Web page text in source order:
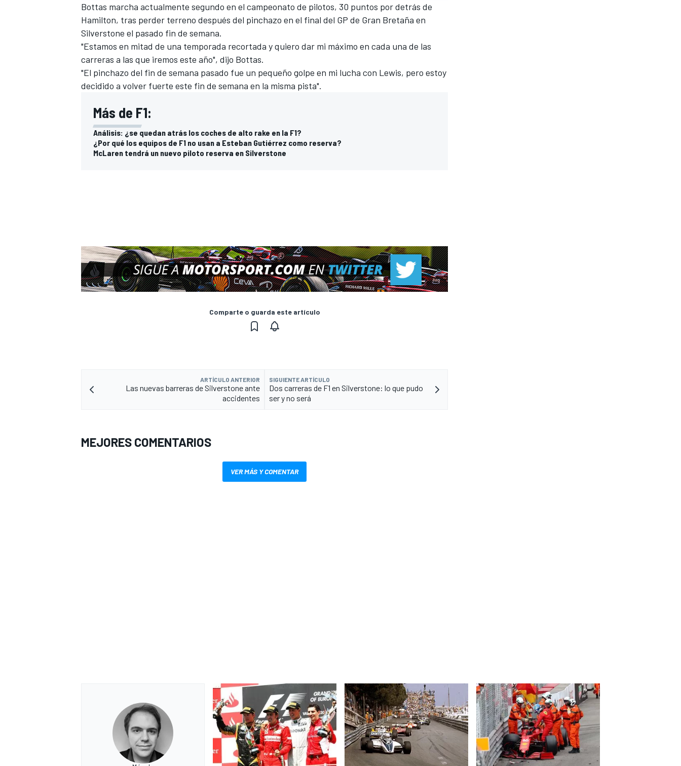
Bottas marcha actualmente segundo en el campeonato de pilotos, 30 puntos por detrás de
Hamilton, tras perder terreno después del pinchazo en el final del GP de Gran Bretaña en
Silverstone el pasado fin de semana.
"Estamos en mitad de una temporada recortada y quiero dar mi máximo en cada una de las
carreras a las que iremos este año", dijo Bottas.
"El pinchazo del fin de semana pasado fue un pequeño golpe en mi lucha con Lewis, pero estoy
decidido a volver fuerte este fin de semana en la misma pista".
Más de F1:
Análisis: ¿se quedan atrás los coches de alto rake en la F1?
¿Por qué los equipos de F1 no usan a Esteban Gutiérrez como reserva?
McLaren tendrá un nuevo piloto reserva en Silverstone
Comparte o guarda este artículo
ARTÍCULO ANTERIOR
Las nuevas barreras de Silverstone ante
accidentes
SIGUIENTE ARTÍCULO
Dos carreras de F1 en Silverstone: lo que pudo
ser y no será
MEJORES COMENTARIOS
VER MÁS Y COMENTAR